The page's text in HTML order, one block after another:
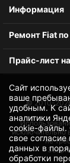
Сайт
ваше
удобным. К
аналитики
cookie-файлы.
свое
данных в
обработки
Информация
Ремонт Fiat
Прайс-лист
© 2010-
исключительно
не